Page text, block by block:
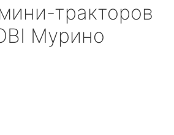
тракторов
Мурино